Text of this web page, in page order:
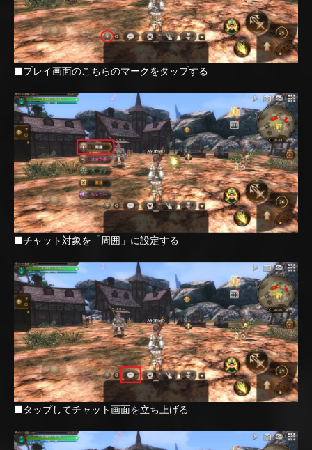
■プレイ画面のこちらのマークをタップする
■チャット対象を「周囲」に設定する
■タップしてチャット画面を立ち上げる